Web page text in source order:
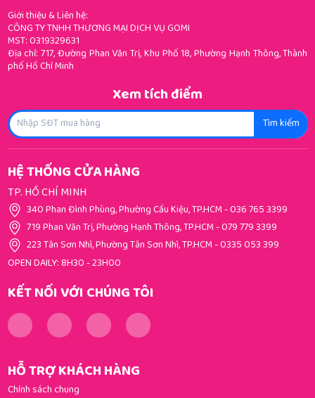
Giới thiệu & Liên hệ:
CÔNG TY TNHH THƯƠNG MẠI DỊCH VỤ GOMI
MST: 0319329631
Địa chỉ: 717, Đường Phan Văn Trị, Khu Phố 18, Phường Hạnh Thông, Thành
phố Hồ Chí Minh
Xem tích điểm
Tìm kiếm
HỆ THỐNG CỬA HÀNG
TP. HỒ CHÍ MINH
340 Phan Đình Phùng, Phường Cầu Kiệu, TP.HCM-036 765 3399
719 Phan Văn Trị, Phường Hạnh Thông, TP.HCM-079 779 3399
223 Tân Sơn Nhì, Phường Tân Sơn Nhì, TP.HCM-0335 053 399
OPEN DAILY: 8H30 - 23H00
KẾT NỐI VỚI CHÚNG TÔI
HỖ TRỢ KHÁCH HÀNG
Chính sách chung